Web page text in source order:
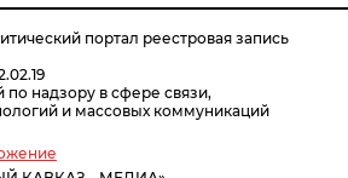
портал реестровая запись
надзору в сфере связи,
и массовых коммуникаций